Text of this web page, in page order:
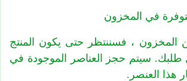
المخزون ، فسننتظر حتى يكون المنتج
طلبك. سيتم حجز العناصر الموجودة في
هذا العنصر.